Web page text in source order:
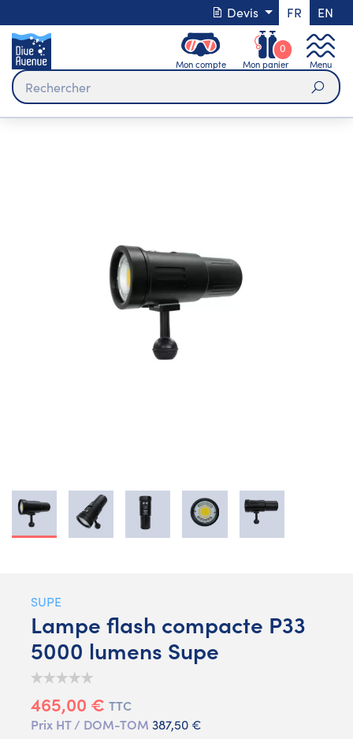
Devis FR EN
Mon compte Mon panier
0
Menu
SUPE
Lampe flash compacte P33
5000 lumens Supe
465,00 € TTC
Prix HT / DOM-TOM 387,50 €